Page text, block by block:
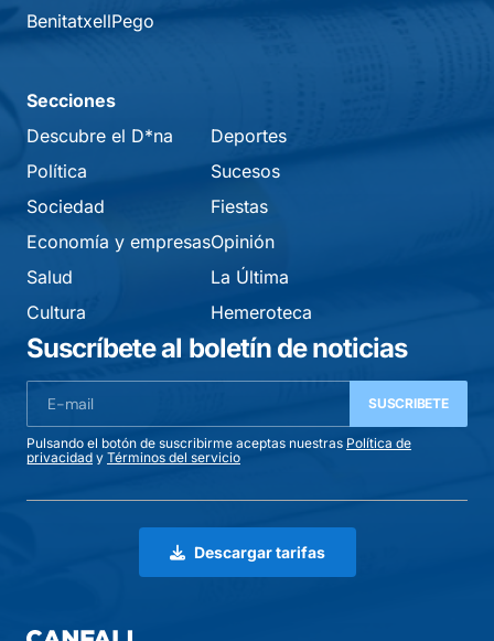
BenitatxellPego
Secciones
Descubre el D*na
Política
Sociedad
Economía y empresas
Salud
Cultura
Deportes
Sucesos
Fiestas
Opinión
La Última
Hemeroteca
Suscríbete al boletín de noticias
SUSCRIBETE
Pulsando el botón de suscribirme aceptas nuestras Política de
privacidad y Términos del servicio
Descargar tarifas